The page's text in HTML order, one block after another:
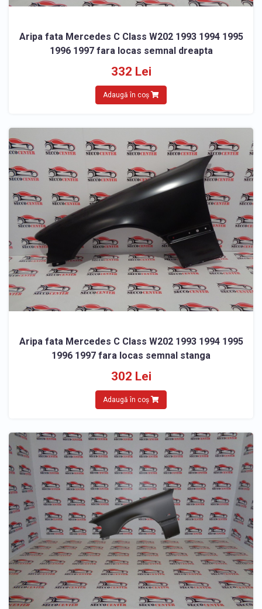
Aripa fata Mercedes C Class W202 1993 1994 1995
1996 1997 fara locas semnal dreapta
332 Lei
Adaugă în coș
Aripa fata Mercedes C Class W202 1993 1994 1995
1996 1997 fara locas semnal stanga
302 Lei
Adaugă în coș